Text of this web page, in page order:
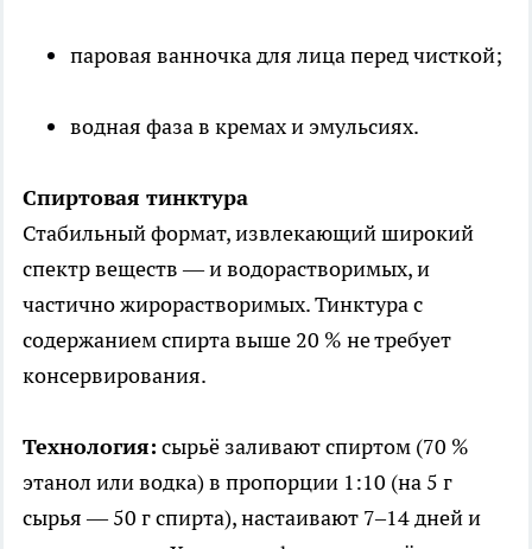
паровая ванночка для лица перед чисткой;
водная фаза в кремах и эмульсиях.
Спиртовая тинктура
Стабильный формат, извлекающий широкий
спектр веществ — и водорастворимых, и
частично жирорастворимых. Тинктура с
содержанием спирта выше 20 % не требует
консервирования.
Технология: сырьё заливают спиртом (70 %
этанол или водка) в пропорции 1:10 (на 5 г
сырья — 50 г спирта), настаивают 7–14 дней и